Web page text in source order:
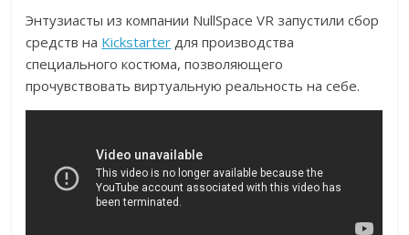
Энтузиасты из компании NullSpace VR запустили сбор
средств на Kickstarter для производства
специального костюма, позволяющего
прочувствовать виртуальную реальность на себе.